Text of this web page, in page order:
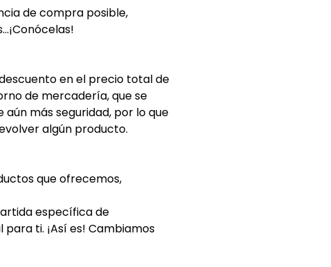
de compra posible,
en el precio total de
de mercadería, que se
más seguridad, por lo que
algún producto.
que ofrecemos,
específica de
ti. ¡Así es! Cambiamos